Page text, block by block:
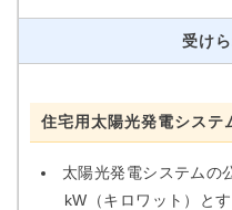
受け
住宅用太陽光発電システ
太陽光発電システムの
kW（キロワット）と